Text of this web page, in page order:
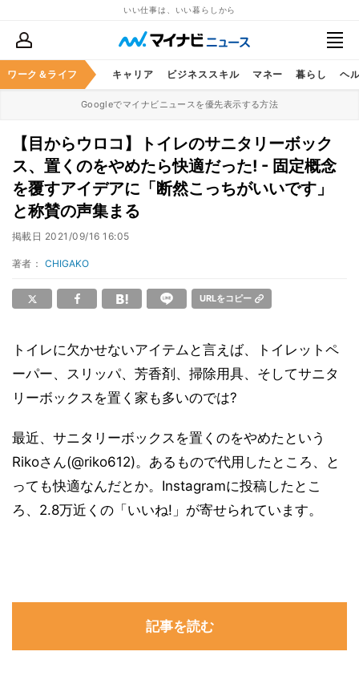
いい仕事は、いい暮らしから
ワーク＆ライフ キャリア ビジネススキル マネー 暮らし ヘ
Googleでマイナビニュースを優先表示する方法
【目からウロコ】トイレのサニタリーボック
ス、置くのをやめたら快適だった! - 固定概念
を覆すアイデアに「断然こっちがいいです」
と称賛の声集まる
掲載日 2021/09/16 16:05
著者： CHIGAKO
URLをコピー
トイレに欠かせないアイテムと言えば、トイレットペ
ーパー、スリッパ、芳香剤、掃除用具、そしてサニタ
リーボックスを置く家も多いのでは?
最近、サニタリーボックスを置くのをやめたという
Rikoさん(@riko612)。あるもので代用したところ、と
っても快適なんだとか。Instagramに投稿したとこ
ろ、2.8万近くの「いいね!」が寄せられています。
記事を読む